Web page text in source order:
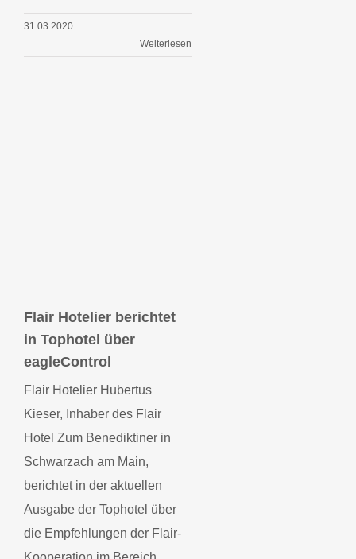
31.03.2020
Weiterlesen
Flair Hotelier
Tophotel über
Flair Hotelier berichtet
in Tophotel über
eagleControl
Flair Hotelier Hubertus
Kieser, Inhaber des Flair
Hotel Zum Benediktiner in
Schwarzach am Main,
berichtet in der aktuellen
Ausgabe der Tophotel über
die Empfehlungen der Flair-